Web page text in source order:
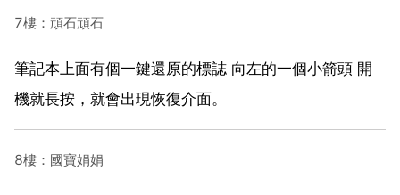
7樓：頑石頑石
筆記本上面有個一鍵還原的標誌 向左的一個小箭頭 開
機就長按，就會出現恢復介面。
8樓：國寶娟娟